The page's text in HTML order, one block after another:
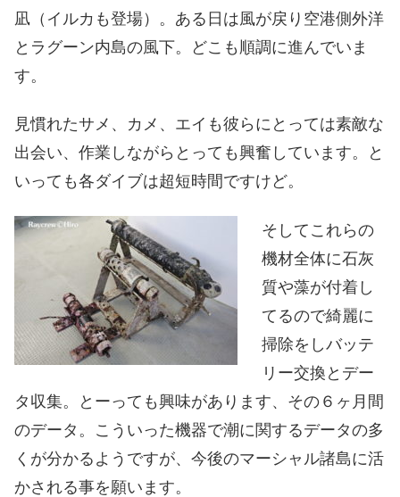
凪（イルカも登場）。ある日は風が戻り空港側外洋
とラグーン内島の風下。どこも順調に進んでいま
す。
見慣れたサメ、カメ、エイも彼らにとっては素敵な
出会い、作業しながらとっても興奮しています。と
いっても各ダイブは超短時間ですけど。
そしてこれらの
機材全体に石灰
質や藻が付着し
てるので綺麗に
掃除をしバッテ
リー交換とデー
タ収集。とーっても興味があります、その６ヶ月間
のデータ。こういった機器で潮に関するデータの多
くが分かるようですが、今後のマーシャル諸島に活
かされる事を願います。